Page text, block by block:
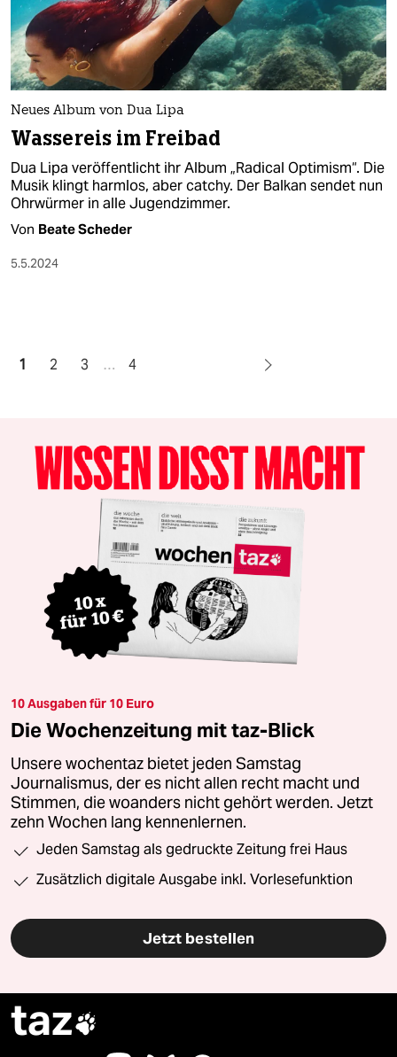
Neues Album von Dua Lipa
Wassereis im Freibad
Dua Lipa veröffentlicht ihr Album „Radical Optimism“. Die
Musik klingt harmlos, aber catchy. Der Balkan sendet nun
Ohrwürmer in alle Jugendzimmer.
Von Beate Scheder
5.5.2024
1 2 3 … 4
10 Ausgaben für 10 Euro
Die Wochenzeitung mit taz-Blick
Unsere wochentaz bietet jeden Samstag
Journalismus, der es nicht allen recht macht und
Stimmen, die woanders nicht gehört werden. Jetzt
zehn Wochen lang kennenlernen.
Jeden Samstag als gedruckte Zeitung frei Haus
Zusätzlich digitale Ausgabe inkl. Vorlesefunktion
Jetzt bestellen
taz